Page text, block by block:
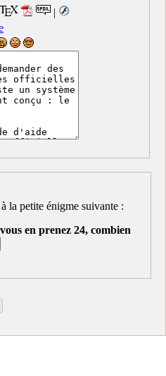
|
la petite énigme suivante :
en prenez 24, combien